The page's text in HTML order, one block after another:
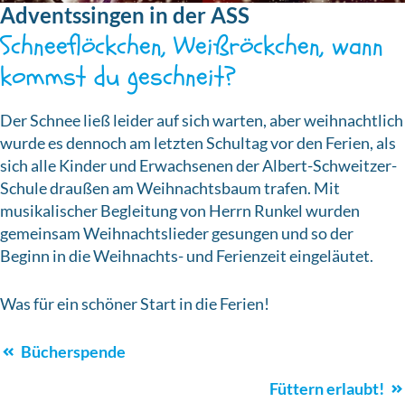
Adventssingen in der ASS
Schneeflöckchen, Weißröckchen, wann
kommst du geschneit?
Der Schnee ließ leider auf sich warten, aber weihnachtlich
wurde es dennoch am letzten Schultag vor den Ferien, als
sich alle Kinder und Erwachsenen der Albert-Schweitzer-
Schule draußen am Weihnachtsbaum trafen. Mit
musikalischer Begleitung von Herrn Runkel wurden
gemeinsam Weihnachtslieder gesungen und so der
Beginn in die Weihnachts- und Ferienzeit eingeläutet.
Was für ein schöner Start in die Ferien!
Schulleben
Bücherspende
Füttern erlaubt!